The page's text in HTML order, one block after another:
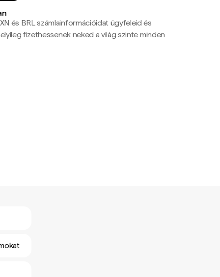
és BRL számlainformációidat ügyfeleid és
fizethessenek neked a világ szinte minden